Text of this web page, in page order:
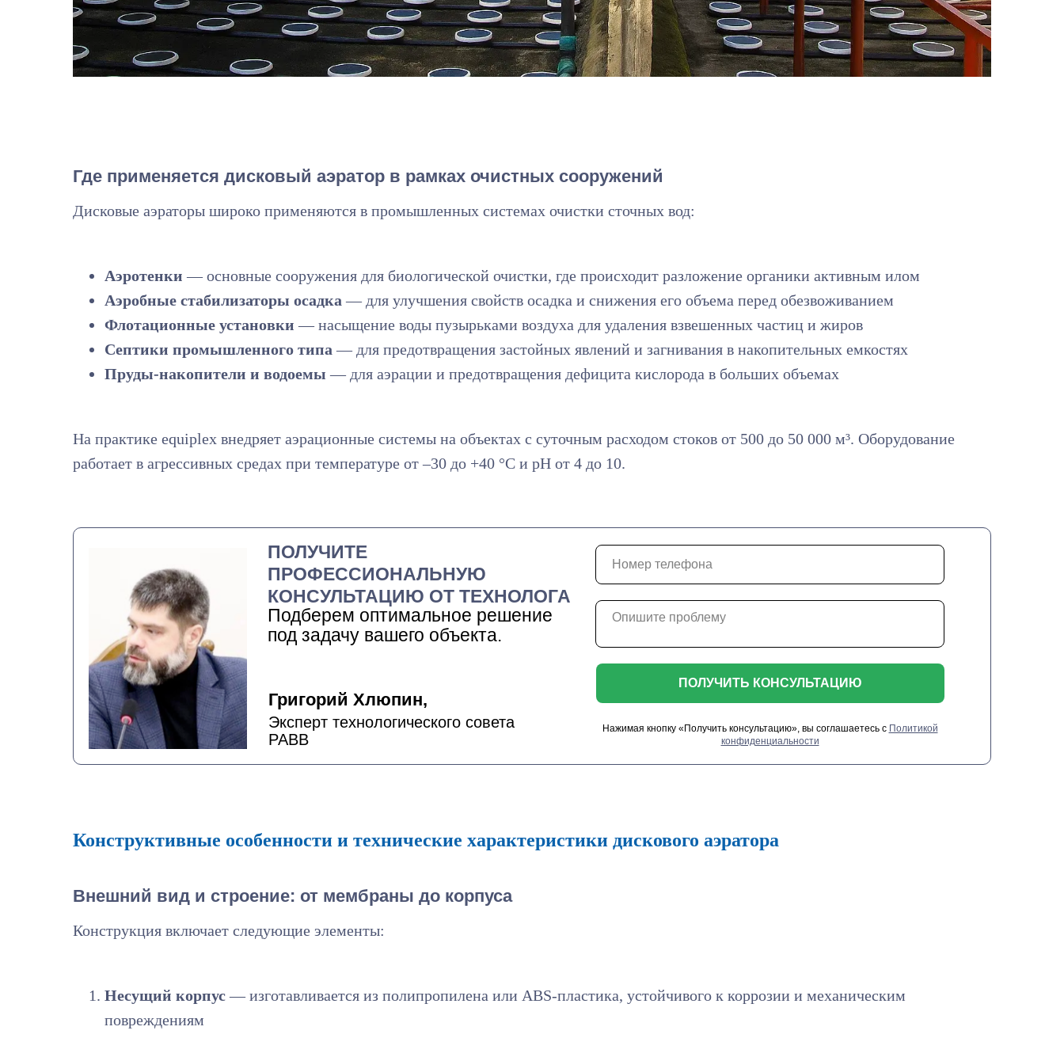
Где применяется дисковый аэратор в рамках очистных сооружений
Дисковые аэраторы широко применяются в промышленных системах очистки сточных вод:
Аэротенки — основные сооружения для биологической очистки, где происходит разложение органики активным илом
Аэробные стабилизаторы осадка — для улучшения свойств осадка и снижения его объема перед обезвоживанием
Флотационные установки — насыщение воды пузырьками воздуха для удаления взвешенных частиц и жиров
Септики промышленного типа — для предотвращения застойных явлений и загнивания в накопительных емкостях
Пруды-накопители и водоемы — для аэрации и предотвращения дефицита кислорода в больших объемах
На практике equiplex внедряет аэрационные системы на объектах с суточным расходом стоков от 500 до 50 000 м³. Оборудование
работает в агрессивных средах при температуре от –30 до +40 °C и pH от 4 до 10.
ПОЛУЧИТЬ КОНСУЛЬТАЦИЮ
Нажимая кнопку «Получить консультацию», вы соглашаетесь с Политикой
конфиденциальности
ПОЛУЧИТЕ
ПРОФЕССИОНАЛЬНУЮ
КОНСУЛЬТАЦИЮ ОТ ТЕХНОЛОГА
Эксперт технологического совета
РАВВ
Григорий Хлюпин,
Подберем оптимальное решение
под задачу вашего объекта.
Конструктивные особенности и технические характеристики дискового аэратора
Внешний вид и строение: от мембраны до корпуса
Конструкция включает следующие элементы:
Несущий корпус— изготавливается из полипропилена или ABS-пластика, устойчивого к коррозии и механическим
повреждениям